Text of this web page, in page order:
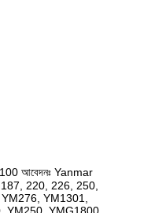
আবেদনঃ Yanmar
220, 226, 250,
YM1301,